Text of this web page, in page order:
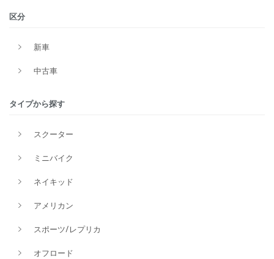
区分
新車
中古車
タイプから探す
スクーター
ミニバイク
ネイキッド
アメリカン
スポーツ/レプリカ
オフロード
タイプ
価格